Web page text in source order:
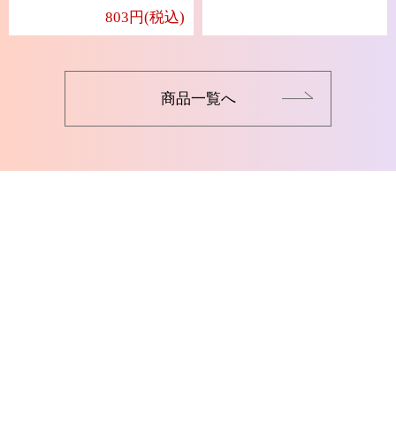
803円(税込)
商品一覧へ